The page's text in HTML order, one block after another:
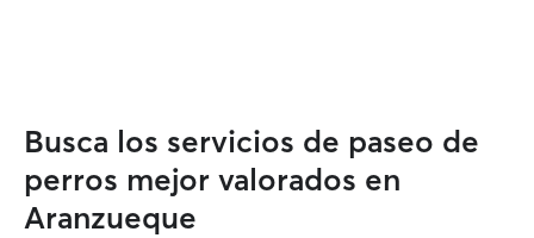
Busca los servicios de paseo de
perros mejor valorados en
Aranzueque